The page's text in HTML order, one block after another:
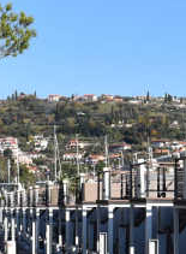
plovila 3maran
na vodi in na
opremo vas
doma,
v nova in pristna
odprli vrata, se bo
kako preživeti